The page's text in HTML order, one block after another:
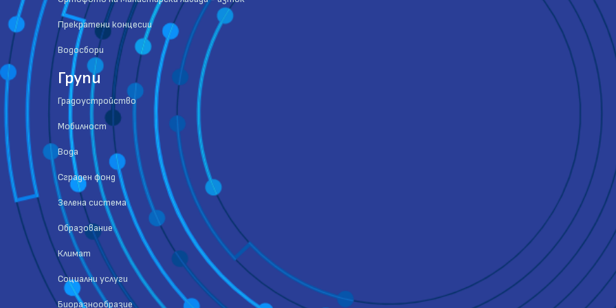
Прекратени концесии
Водосбори
Групи
Градоустройство
Мобилност
Вода
Сграден фонд
Зелена система
Образование
Климат
Социални услуги
Биоразнообразие